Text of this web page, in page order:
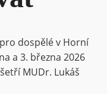
dospělé v Horní
a 3. března 2026
MUDr. Lukáš